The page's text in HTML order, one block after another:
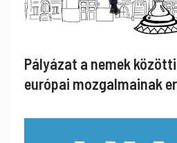
Pályázat a nemek
európai mozgalmainak